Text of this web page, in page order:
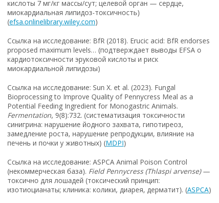
кислоты 7 мг/кг массы/сут; целевой орган — сердце,
миокардиальная липидоз-токсичность)
(efsa.onlinelibrary.wiley.com)
Ссылка на исследование: BfR (2018). Erucic acid: BfR endorses
proposed maximum levels… (подтверждает выводы EFSA о
кардиотоксичности эруковой кислоты и риск
миокардиальной липидозы)
Ссылка на исследование: Sun X. et al. (2023). Fungal
Bioprocessing to Improve Quality of Pennycress Meal as a
Potential Feeding Ingredient for Monogastric Animals.
Fermentation, 9(8):732. (систематизация токсичности
синигрина: нарушение йодного захвата, гипотиреоз,
замедление роста, нарушение репродукции, влияние на
печень и почки у животных) (MDPI)
Ссылка на исследование: ASPCA Animal Poison Control
(некоммерческая база). Field Pennycress (Thlaspi arvense)—
токсично для лошадей (токсический принцип:
изотиоцианаты; клиника: колики, диарея, дерматит). (ASPCA)